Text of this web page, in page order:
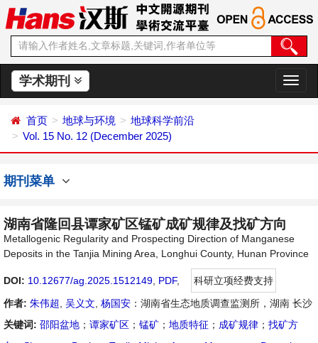
学术期刊
切
换
首页 地球与环境
地球科学前沿
Vol. 15 No. 12 (December 2025)
期刊菜单
湖南省隆回县谭家矿区锰矿成矿规律及找矿方向
Metallogenic Regularity and Prospecting Direction of Manganese
Deposits in the Tanjia Mining Area, Longhui County, Hunan Province
DOI: 10.12677/ag.2025.1512149 PDF,
科研立项经费支持
作者: 朱伟超 吴义文 杨国安 ：湖南省生态地质调查监测所，湖南 长沙
关键词: 邵阳盆地 ； 谭家矿区 ； 锰矿 ； 地质特征 ； 成矿规律 ； 找矿方